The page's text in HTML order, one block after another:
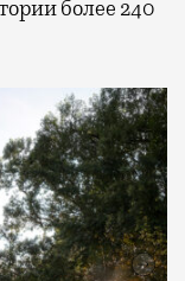
более 240